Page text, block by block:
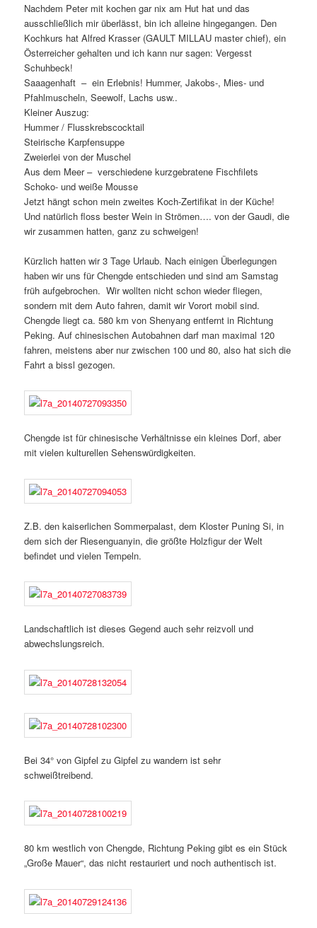
Nachdem Peter mit kochen gar nix am Hut hat und das
ausschließlich mir überlässt, bin ich alleine hingegangen. Den
Kochkurs hat Alfred Krasser (GAULT MILLAU master chief), ein
Österreicher gehalten und ich kann nur sagen: Vergesst
Schuhbeck!
Saaagenhaft – ein Erlebnis! Hummer, Jakobs-, Mies- und
Pfahlmuscheln, Seewolf, Lachs usw..
Kleiner Auszug:
Hummer / Flusskrebscocktail
Steirische Karpfensuppe
Zweierlei von der Muschel
Aus dem Meer – verschiedene kurzgebratene Fischfilets
Schoko- und weiße Mousse
Jetzt hängt schon mein zweites Koch-Zertifikat in der Küche!
Und natürlich floss bester Wein in Strömen…. von der Gaudi, die
wir zusammen hatten, ganz zu schweigen!
Kürzlich hatten wir 3 Tage Urlaub. Nach einigen Überlegungen
haben wir uns für Chengde entschieden und sind am Samstag
früh aufgebrochen. Wir wollten nicht schon wieder fliegen,
sondern mit dem Auto fahren, damit wir Vorort mobil sind.
Chengde liegt ca. 580 km von Shenyang entfernt in Richtung
Peking. Auf chinesischen Autobahnen darf man maximal 120
fahren, meistens aber nur zwischen 100 und 80, also hat sich die
Fahrt a bissl gezogen.
Chengde ist für chinesische Verhältnisse ein kleines Dorf, aber
mit vielen kulturellen Sehenswürdigkeiten.
Z.B. den kaiserlichen Sommerpalast, dem Kloster Puning Si, in
dem sich der Riesenguanyin, die größte Holzfigur der Welt
befindet und vielen Tempeln.
Landschaftlich ist dieses Gegend auch sehr reizvoll und
abwechslungsreich.
Bei 34° von Gipfel zu Gipfel zu wandern ist sehr
schweißtreibend.
80 km westlich von Chengde, Richtung Peking gibt es ein Stück
„Große Mauer“, das nicht restauriert und noch authentisch ist.